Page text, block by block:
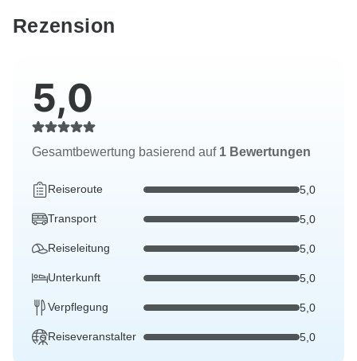
Rezension
5,0
Gesamtbewertung basierend auf 1 Bewertungen
Reiseroute 5,0
Transport 5,0
Reiseleitung 5,0
Unterkunft 5,0
Verpflegung 5,0
Reiseveranstalter 5,0